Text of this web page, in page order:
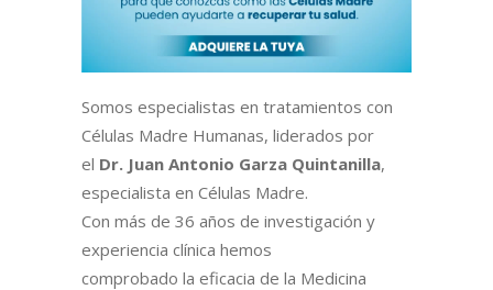
Somos especialistas en tratamientos con
Células Madre Humanas, liderados por
el Dr. Juan Antonio Garza Quintanilla,
especialista en Células Madre.
Con más de 36 años de investigación y
experiencia clínica hemos
comprobado la eficacia de la Medicina